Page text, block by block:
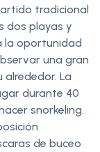
tradicional
dos playas y
la oportunidad
una gran
La
durante 40
snorkeling.
de buceo